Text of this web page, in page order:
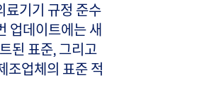
료기기 규정 준수
업데이트에는 새
된 표준, 그리고
조업체의 표준 적